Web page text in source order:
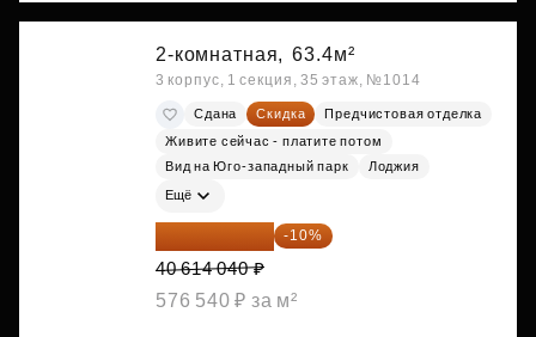
2-комнатная, 63.4м²
3 корпус, 1 секция, 35 этаж, №1014
Сдана Скидка
Предчистовая отделка
Живите сейчас - платите потом
Вид на Юго-западный парк
Лоджия
Ещё
36 552 636 ₽ -10%
40 614 040 ₽
576 540 ₽ за м²